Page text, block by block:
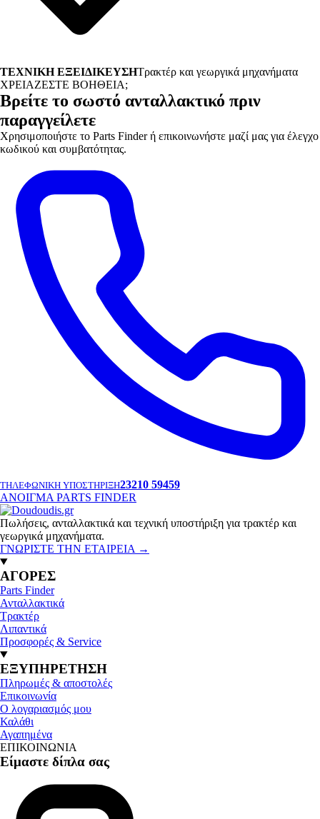
ΤΕΧΝΙΚΗ ΕΞΕΙΔΙΚΕΥΣΗΤρακτέρ και γεωργικά μηχανήματα
ΧΡΕΙΑΖΕΣΤΕ ΒΟΗΘΕΙΑ;
Βρείτε το σωστό ανταλλακτικό πριν
παραγγείλετε
Χρησιμοποιήστε το Parts Finder ή επικοινωνήστε μαζί μας για έλεγχο
κωδικού και συμβατότητας.
ΤΗΛΕΦΩΝΙΚΗ ΥΠΟΣΤΗΡΙΞΗ23210 59459
ΑΝΟΙΓΜΑ PARTS FINDER
Πωλήσεις, ανταλλακτικά και τεχνική υποστήριξη για τρακτέρ και
γεωργικά μηχανήματα.
ΓΝΩΡΙΣΤΕ ΤΗΝ ΕΤΑΙΡΕΙΑ →
ΑΓΟΡΕΣ
Parts Finder
Ανταλλακτικά
Τρακτέρ
Λιπαντικά
Προσφορές & Service
ΕΞΥΠΗΡΕΤΗΣΗ
Πληρωμές & αποστολές
Επικοινωνία
Ο λογαριασμός μου
Καλάθι
Αγαπημένα
ΕΠΙΚΟΙΝΩΝΙΑ
Είμαστε δίπλα σας